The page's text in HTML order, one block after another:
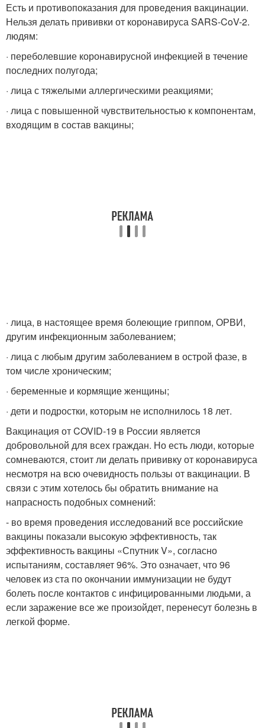
Есть и противопоказания для проведения вакцинации.
Нельзя делать прививки от коронавируса SARS-CoV-2.
людям:
· переболевшие коронавирусной инфекцией в течение
последних полугода;
· лица с тяжелыми аллергическими реакциями;
· лица с повышенной чувствительностью к компонентам,
входящим в состав вакцины;
· лица, в настоящее время болеющие гриппом, ОРВИ,
другим инфекционным заболеванием;
· лица с любым другим заболеванием в острой фазе, в
том числе хроническим;
· беременные и кормящие женщины;
· дети и подростки, которым не исполнилось 18 лет.
Вакцинация от COVID-19 в России является
добровольной для всех граждан. Но есть люди, которые
сомневаются, стоит ли делать прививку от коронавируса
несмотря на всю очевидность пользы от вакцинации. В
связи с этим хотелось бы обратить внимание на
напрасность подобных сомнений:
- во время проведения исследований все российские
вакцины показали высокую эффективность, так
эффективность вакцины «Спутник V», согласно
испытаниям, составляет 96%. Это означает, что 96
человек из ста по окончании иммунизации не будут
болеть после контактов с инфицированными людьми, а
если заражение все же произойдет, перенесут болезнь в
легкой форме.